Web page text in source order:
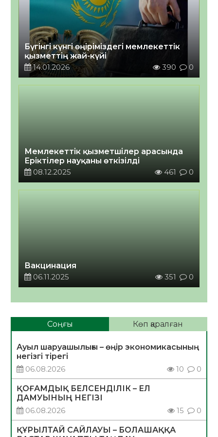
Бүгінгі күнгі өңіріміздегі мемлекеттік
қызметтің жай-күйі
14.01.2026
390 0
Мемлекеттік қызметшілер арасында
Еріктілер науқаны өткізілді
08.12.2025
461 0
Вакцинация
06.11.2025
351 0
Соңғы Көп қаралған
Ауыл шаруашылығы – өңір экономикасының
негізгі тірегі
06.08.2026
10 0
ҚОҒАМДЫҚ БЕЛСЕНДІЛІК – ЕЛ
ДАМУЫНЫҢ НЕГІЗІ
06.08.2026
15 0
ҚҰРЫЛТАЙ САЙЛАУЫ – БОЛАШАҚҚА